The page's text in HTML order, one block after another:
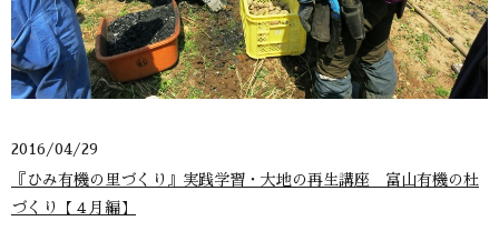
2016/04/29
『ひみ有機の里づくり』実践学習・大地の再生講座 富山有機の杜
づくり【４月編】